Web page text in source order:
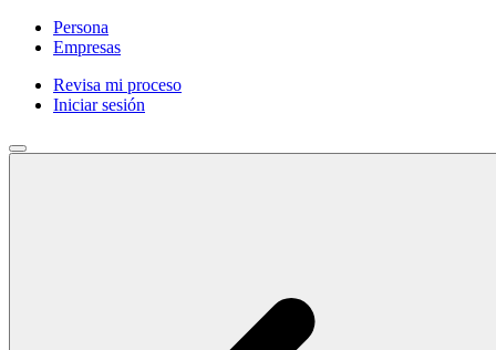
Persona
Empresas
Revisa mi proceso
Iniciar sesión